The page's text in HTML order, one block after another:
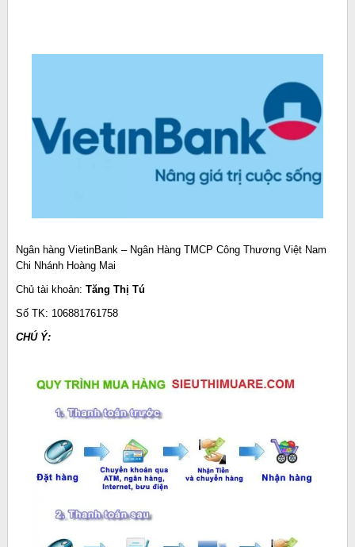
Ngân hàng VietinBank – Ngân Hàng TMCP Công Thương Việt Nam
Chi Nhánh Hoàng Mai
Chủ tài khoản: Tăng Thị Tú
Số TK: 106881761758
CHÚ Ý: